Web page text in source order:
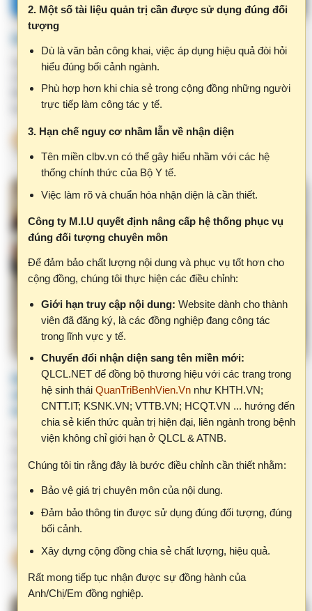
Dù là văn bản công khai, việc áp dụng hiệu quả đòi hỏi
hiểu đúng bối cảnh ngành.
trực tiếp làm công tác y tế.
Tên miền clbv.vn có thể gây hiểu nhầm với các hệ
Việc làm rõ và chuẩn hóa nhận diện là cần thiết.
Công ty M.I.U quyết định nâng cấp hệ thống phục vụ
đúng đối tượng chuyên môn
Để đảm bảo chất lượng nội dung và phục vụ tốt hơn cho
Giới hạn truy cập nội dung:Website dành cho thành
trong lĩnh vực y tế.
Chuyển đổi nhận diện sang tên miền mới:
QLCL.NET để đồng bộ thương hiệu với các trang trong
hệ sinh thái QuanTriBenhVien.Vnnhư KHTH.VN;
CNTT.IT; KSNK.VN; VTTB.VN; HCQT.VN ... hướng đến
chia sẻ kiến thức quản trị hiện đại, liên ngành trong bệnh
viện không chỉ giới hạn ở QLCL & ATNB.
Chúng tôi tin rằng đây là bước điều chỉnh cần thiết nhằm:
Bảo vệ giá trị chuyên môn của nội dung.
Đảm bảo thông tin được sử dụng đúng đối tượng, đúng
bối cảnh.
Xây dựng cộng đồng chia sẻ chất lượng, hiệu quả.
Anh/Chị/Em đồng nghiệp.
Công ty M.I.U
đăng ký mới
Sai sót trong mã ICD-10 không chỉ ảnh hưởng đến thống kê
chuyên môn mà còn có thể tác động trực tiếp đến thanh toán
lượng bệnh viện.
VHM
Dịch vụ đào tạo – huấn luyện – tư vấn – cố
vấn – đánh giá liên quan đến ISO 9001
trong bệnh viện
Theo cách tiếp cận quản trị hiện đại, ISO 9001 không phải là
mục tiêu để đạt chứng nhận, mà là một hệ thống quản lý giúp tổ
chức vận hành ổn định, kiểm soát rủi ro và cải tiến liên tục. Đối
với bệnh viện, ISO 9001 đóng vai trò là “khung xương sống”
cho toàn bộ hoạt động quản trị, hỗ trợ triển khai hiệu quả các
chương trình chất lượng như Bộ tiêu chí CLBV 6858/QĐ-BYT,
JCI, Lean, 5S và chuyển đổi số.
VHM